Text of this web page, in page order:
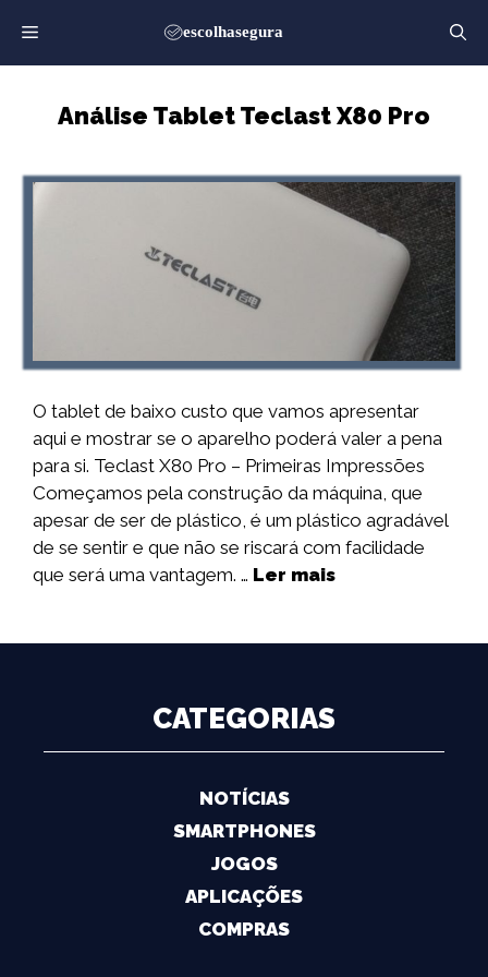
para
o
Análise Tablet Teclast X80 Pro
O tablet de baixo custo que vamos apresentar
aqui e mostrar se o aparelho poderá valer a pena
para si. Teclast X80 Pro – Primeiras Impressões
Começamos pela construção da máquina, que
apesar de ser de plástico, é um plástico agradável
de se sentir e que não se riscará com facilidade
que será uma vantagem. … Ler mais
CATEGORIAS
NOTÍCIAS
SMARTPHONES
JOGOS
APLICAÇÕES
COMPRAS